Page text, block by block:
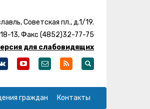
Советская пл., д.1/19.
13, Факс (4852)32-77-75
для слабовидящих
граждан Контакты